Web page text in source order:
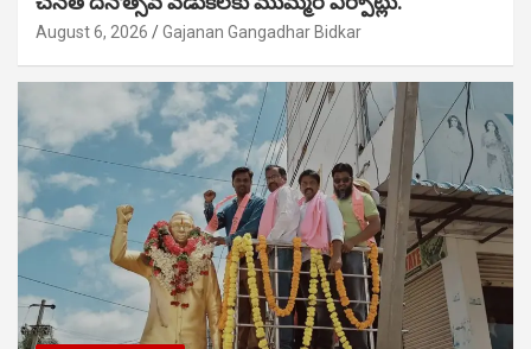
August 6, 2026 Gajanan Gangadhar Bidkar